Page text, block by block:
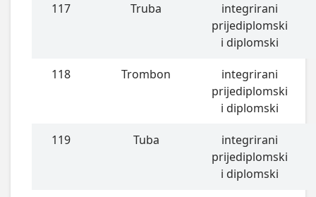
117 Truba
integrirani
prijediplomski
i diplomski
118 Trombon
integrirani
prijediplomski
i diplomski
119 Tuba
integrirani
prijediplomski
i diplomski